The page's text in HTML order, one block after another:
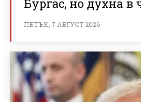
Бургас, но духна в
ПЕТЪК, 7 АВГУСТ 2026